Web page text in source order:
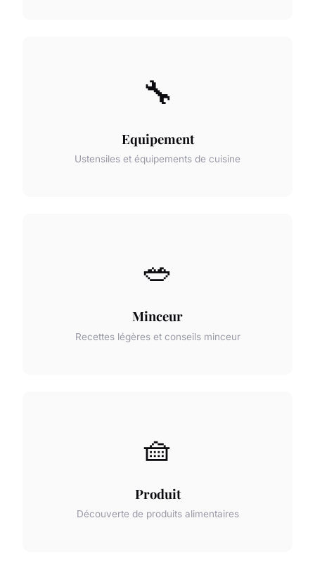
🔧
Equipement
Ustensiles et équipements de cuisine
🥗
Minceur
Recettes légères et conseils minceur
🧺
Produit
Découverte de produits alimentaires